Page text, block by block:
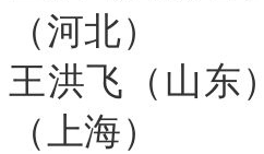
（河北）
王洪飞（山东
（上海）